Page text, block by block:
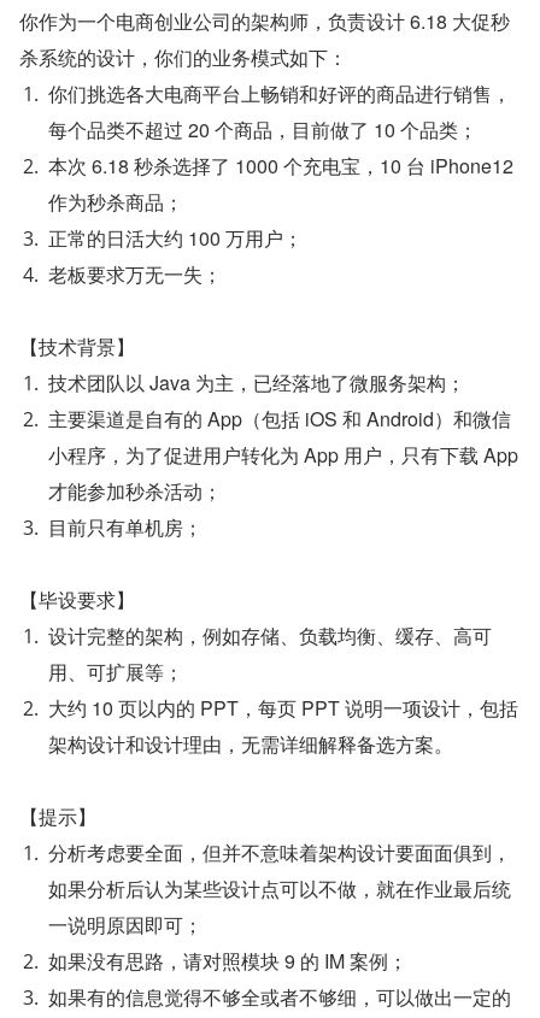
你作为一个电商创业公司的架构师，负责设计 6.18 大促秒
杀系统的设计，你们的业务模式如下：
你们挑选各大电商平台上畅销和好评的商品进行销售，
每个品类不超过 20 个商品，目前做了 10 个品类；
本次 6.18 秒杀选择了 1000 个充电宝，10 台 iPhone12
作为秒杀商品；
正常的日活大约 100 万用户；
老板要求万无一失；
【技术背景】
技术团队以 Java 为主，已经落地了微服务架构；
主要渠道是自有的 App（包括 iOS 和 Android）和微信
小程序，为了促进用户转化为 App 用户，只有下载 App
才能参加秒杀活动；
目前只有单机房；
【毕设要求】
设计完整的架构，例如存储、负载均衡、缓存、高可
用、可扩展等；
大约 10 页以内的 PPT，每页 PPT 说明一项设计，包括
架构设计和设计理由，无需详细解释备选方案。
【提示】
分析考虑要全面，但并不意味着架构设计要面面俱到，
如果分析后认为某些设计点可以不做，就在作业最后统
一说明原因即可；
如果没有思路，请对照模块 9 的 IM 案例；
如果有的信息觉得不够全或者不够细，可以做出一定的